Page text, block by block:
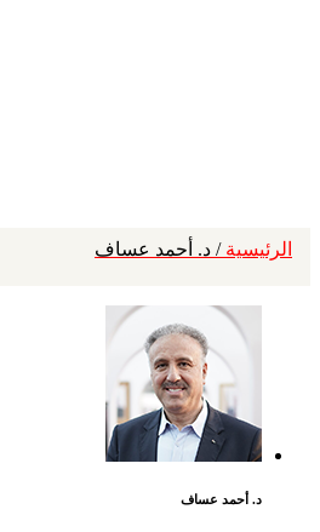
الرئيسية / د. أحمد عساف
د. أحمد عساف